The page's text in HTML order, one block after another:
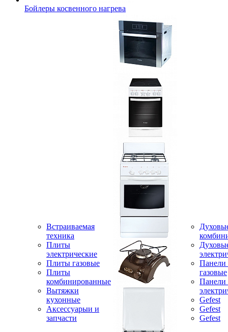
Бойлеры косвенного нагрева
Встраиваемая
техника
Плиты
электрические
Плиты газовые
Плиты
комбинированные
Вытяжки
кухонные
Аксессуарыи и
запчасти
Панели
газовые
Панели
Gefest
Gefest
Gefest